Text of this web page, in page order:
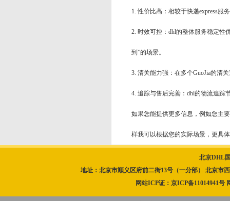
1. 性价比高：相较于快递express服
2. 时效可控：dhl的整体服务稳定性
到”的场景。
3. 清关能力强：在多个GuoJia的清
4. 追踪与售后完善：dhl的物流追踪
如果您能提供更多信息，例如您主
样我可以根据您的实际场景，更具
北京DHL
地址：北京市顺义区府前二街13号（一分部） 北京市
网站ICP证： 京ICP备11014941号